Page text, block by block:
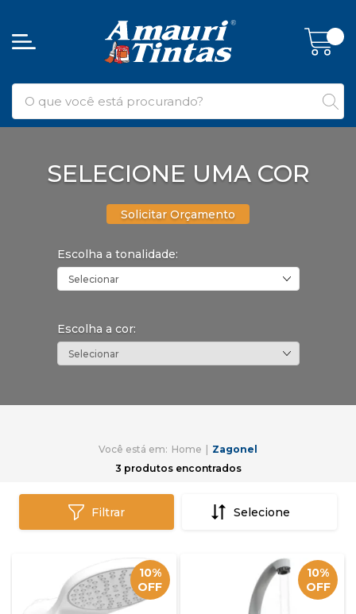
SELECIONE UMA COR
Solicitar Orçamento
Escolha a tonalidade:
Selecionar
Escolha a cor:
Selecionar
Home
Zagonel
3 produtos encontrados
Filtrar
10%
OFF
10%
OFF